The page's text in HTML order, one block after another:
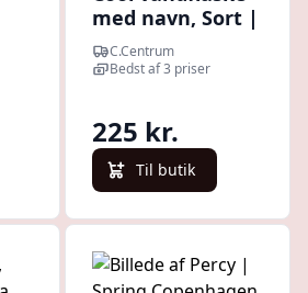
med navn, Sort |
Spring
Copenhagen
C.Centrum
Bedst af 3 priser
225 kr.
Til butik